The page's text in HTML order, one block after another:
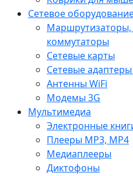
Сетевое
Маршрутизаторы,
коммутаторы
Сетевые карты
Сетевые адаптеры
Антенны WiFi
Модемы 3G
Мультимедиа
Электронные
Плееры MP3, MP4
Медиаплееры
Диктофоны